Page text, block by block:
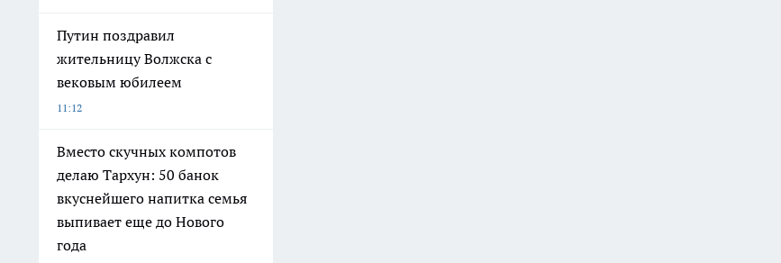
Путин поздравил
жительницу Волжска с
вековым юбилеем
11:12
Вместо скучных компотов
делаю Тархун: 50 банок
вкуснейшего напитка семья
выпивает еще до Нового
года